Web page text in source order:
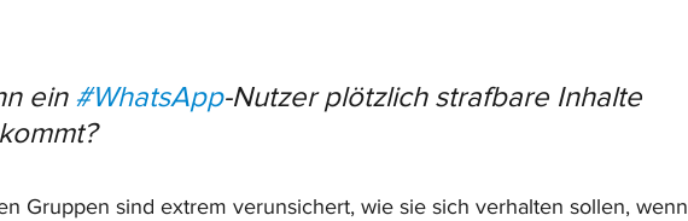
ein #WhatsApp-Nutzer plötzlich strafbare Inhalte
Gruppen sind extrem verunsichert, wie sie sich verhalten sollen, wenn